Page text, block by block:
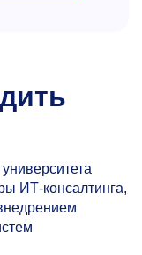
ИТ-консалтинга,